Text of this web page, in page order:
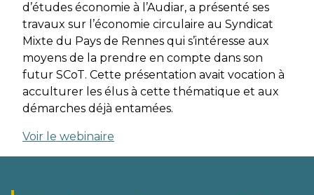
d’études économie à l’Audiar, a présenté ses
travaux sur l’économie circulaire au Syndicat
Mixte du Pays de Rennes qui s’intéresse aux
moyens de la prendre en compte dans son
futur SCoT. Cette présentation avait vocation à
acculturer les élus à cette thématique et aux
démarches déjà entamées.
Voir le webinaire